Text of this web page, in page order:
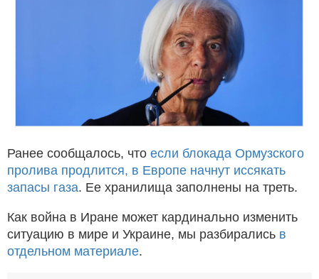
Ранее сообщалось, что если блокада Ормузского
пролива продлится, в Европе начнут иссякать
запасы газа. Ее хранилища заполнены на треть.
Как война в Иране может кардинально изменить
ситуацию в мире и Украине, мы разбирались в
отдельном материале.